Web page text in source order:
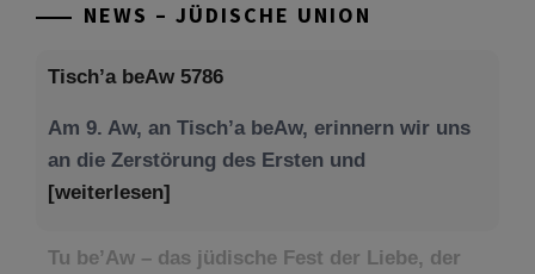
NEWS – JÜDISCHE UNION
Tisch’a beAw 5786
Am 9. Aw, an Tisch’a beAw, erinnern wir uns
an die Zerstörung des Ersten und
[weiterlesen]
Tu be’Aw – das jüdische Fest der Liebe, der